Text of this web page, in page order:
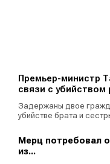
Премьер-министр
связи с убийством
Задержаны двое
убийстве брата и
Мерц потребовал
из...